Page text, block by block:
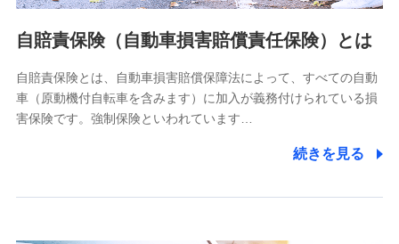
除き、第三者に提供いたしません。
業務の委託
当社は利用目的の達成に必要な範囲内において個人情報の取
自賠責保険（自動車損害賠償責任保険）とは
自賠責保険とは、自動車損害賠償保障法によって、すべての自動
車（原動機付自転車を含みます）に加入が義務付けられている損
害保険です。強制保険といわれています…
続きを見る